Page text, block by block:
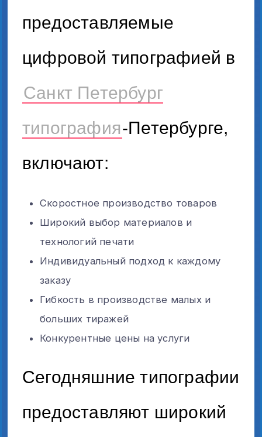
предоставляемые
цифровой типографией в
Санкт Петербург
типография-Петербурге,
включают:
Скоростное производство товаров
Широкий выбор материалов и
технологий печати
Индивидуальный подход к каждому
заказу
Гибкость в производстве малых и
больших тиражей
Конкурентные цены на услуги
Сегодняшние типографии
предоставляют широкий